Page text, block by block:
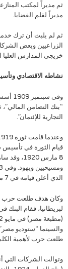
ثم مديراً لمكتب
مديراً لقلم القضايا.
ثم لم يلبث أن ترك
الزراعيين وبعض
خريجى المدارس
نشاطه الاقتصادي
وفى
التجارية للإئتمان”.
قيام الثورة في
8 مارس
الذي أعلن قيامه في 7 مايو 1920م.
وكان هدف طلعت حرب من
لبريطانيا، فقام
والسينما “ستوديو
طلعت حرب لأهمية